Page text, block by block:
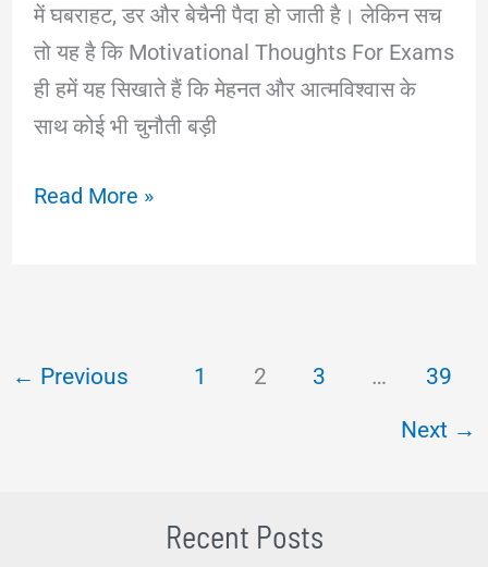
में घबराहट, डर और बेचैनी पैदा हो जाती है। लेकिन सच
तो यह है कि Motivational Thoughts For Exams
ही हमें यह सिखाते हैं कि मेहनत और आत्मविश्वास के
साथ कोई भी चुनौती बड़ी
Motivational
परीक्षा
Read More »
← Previous 1 2 3 …
39
Next →
Recent Posts